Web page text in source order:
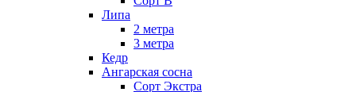
Липа
2 метра
3 метра
Кедр
Ангарская сосна
Cорт Экстра